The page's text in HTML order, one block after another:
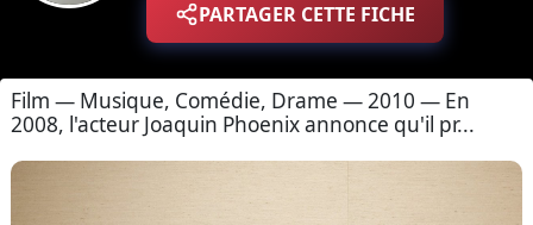
PARTAGER CETTE FICHE
Film — Musique, Comédie, Drame — 2010 — En
2008, l'acteur Joaquin Phoenix annonce qu'il pr...